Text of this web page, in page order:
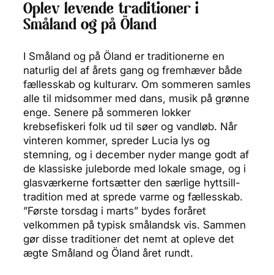
Oplev levende traditioner i
Småland og på Öland
I Småland og på Öland er traditionerne en
naturlig del af årets gang og fremhæver både
fællesskab og kulturarv. Om sommeren samles
alle til midsommer med dans, musik på grønne
enge. Senere på sommeren lokker
krebsefiskeri folk ud til søer og vandløb. Når
vinteren kommer, spreder Lucia lys og
stemning, og i december nyder mange godt af
de klassiske juleborde med lokale smage, og i
glasværkerne fortsætter den særlige hyttsill-
tradition med at sprede varme og fællesskab.
”Første torsdag i marts” bydes foråret
velkommen på typisk smålandsk vis. Sammen
gør disse traditioner det nemt at opleve det
ægte Småland og Öland året rundt.